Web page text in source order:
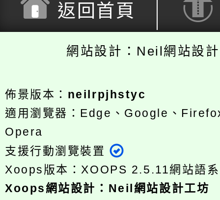
返回首頁
網站設計：Neil網站設
佈景版本： neilrpjhstyc
適用瀏覽器：Edge、Google、
Opera
支援行動瀏覽裝置
Xoops版本： XOOPS 2.5.11網站語
Xoops網站設計 ： Neil網站設計工坊